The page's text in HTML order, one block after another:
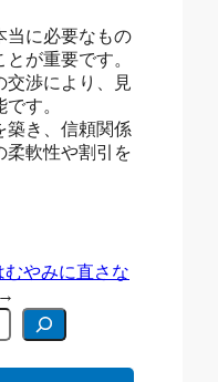
当に必要なもの
が重要です。
交渉により、見
す。
築き、信頼関係
柔軟性や割引を
むやみに直さな
→